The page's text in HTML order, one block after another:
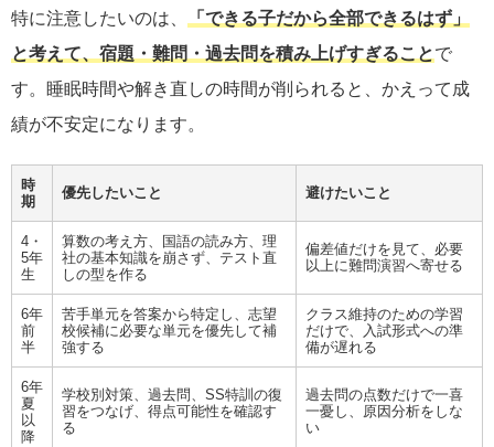
特に注意したいのは、
「できる子だから全部できるはず」
と考えて、宿題・難問・過去問を積み上げすぎることで
す。睡眠時間や解き直しの時間が削られると、かえって成
績が不安定になります。
時
期
優先したいこと 避けたいこと
4・
5年
生
算数の考え方、国語の読み方、理
社の基本知識を崩さず、テスト直
しの型を作る
偏差値だけを見て、必要
以上に難問演習へ寄せる
6年
前
半
苦手単元を答案から特定し、志望
校候補に必要な単元を優先して補
強する
クラス維持のための学習
だけで、入試形式への準
備が遅れる
6年
夏
以
降
学校別対策、過去問、SS特訓の復
習をつなげ、得点可能性を確認す
る
過去問の点数だけで一喜
一憂し、原因分析をしな
い